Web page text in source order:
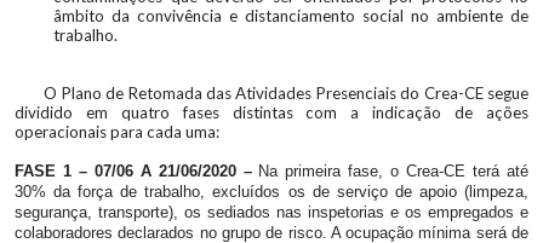
âmbito da convivência e distanciamento social no ambiente de
trabalho.
O Plano de Retomada das Atividades Presenciais do Crea-CE segue
dividido em quatro fases distintas com a indicação de ações
operacionais para cada uma:
FASE 1 – 07/06 A 21/06/2020 – Na primeira fase, o Crea-CE terá até
30% da força de trabalho, excluídos os de serviço de apoio (limpeza,
segurança, transporte), os sediados nas inspetorias e os empregados e
colaboradores declarados no grupo de risco. A ocupação mínima será de